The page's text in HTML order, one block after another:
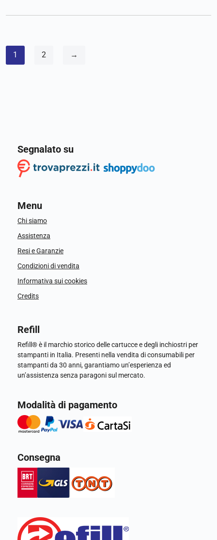
1 2 →
Segnalato su
Menu
Chi siamo
Assistenza
Resi e Garanzie
Condizioni di vendita
Informativa sui cookies
Credits
Refill
Refill® è il marchio storico delle cartucce e degli inchiostri per
stampanti in Italia. Presenti nella vendita di consumabili per
stampanti da 30 anni, garantiamo un’esperienza ed
un’assistenza senza paragoni sul mercato.
Modalità di pagamento
Consegna